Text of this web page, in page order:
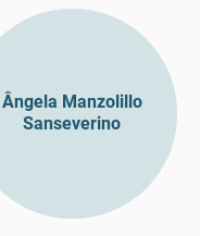
Ângela Manzolillo
Sanseverino